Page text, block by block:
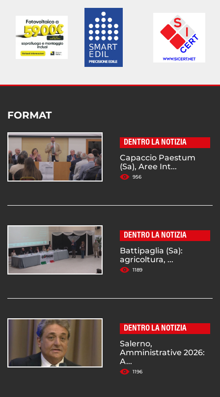
FORMAT
DENTRO LA NOTIZIA
Capaccio Paestum
(Sa), Aree Int...
956
DENTRO LA NOTIZIA
Battipaglia (Sa):
agricoltura, ...
1189
DENTRO LA NOTIZIA
Salerno,
Amministrative 2026:
A...
1196